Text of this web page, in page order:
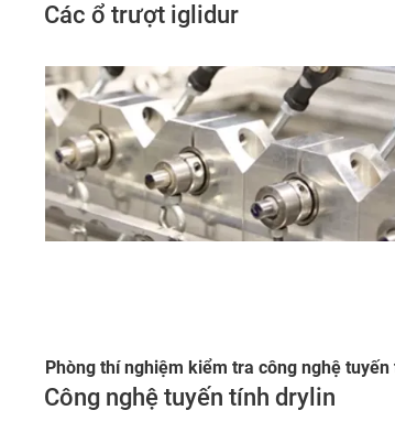
Các ổ trượt iglidur
Công nghệ tuyến tính drylin
Phòng thí nghiệm kiểm tra công nghệ tuyến